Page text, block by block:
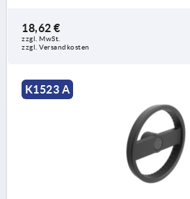
18,62 €
zzgl. MwSt.
zzgl. Versandkosten
K1523 A